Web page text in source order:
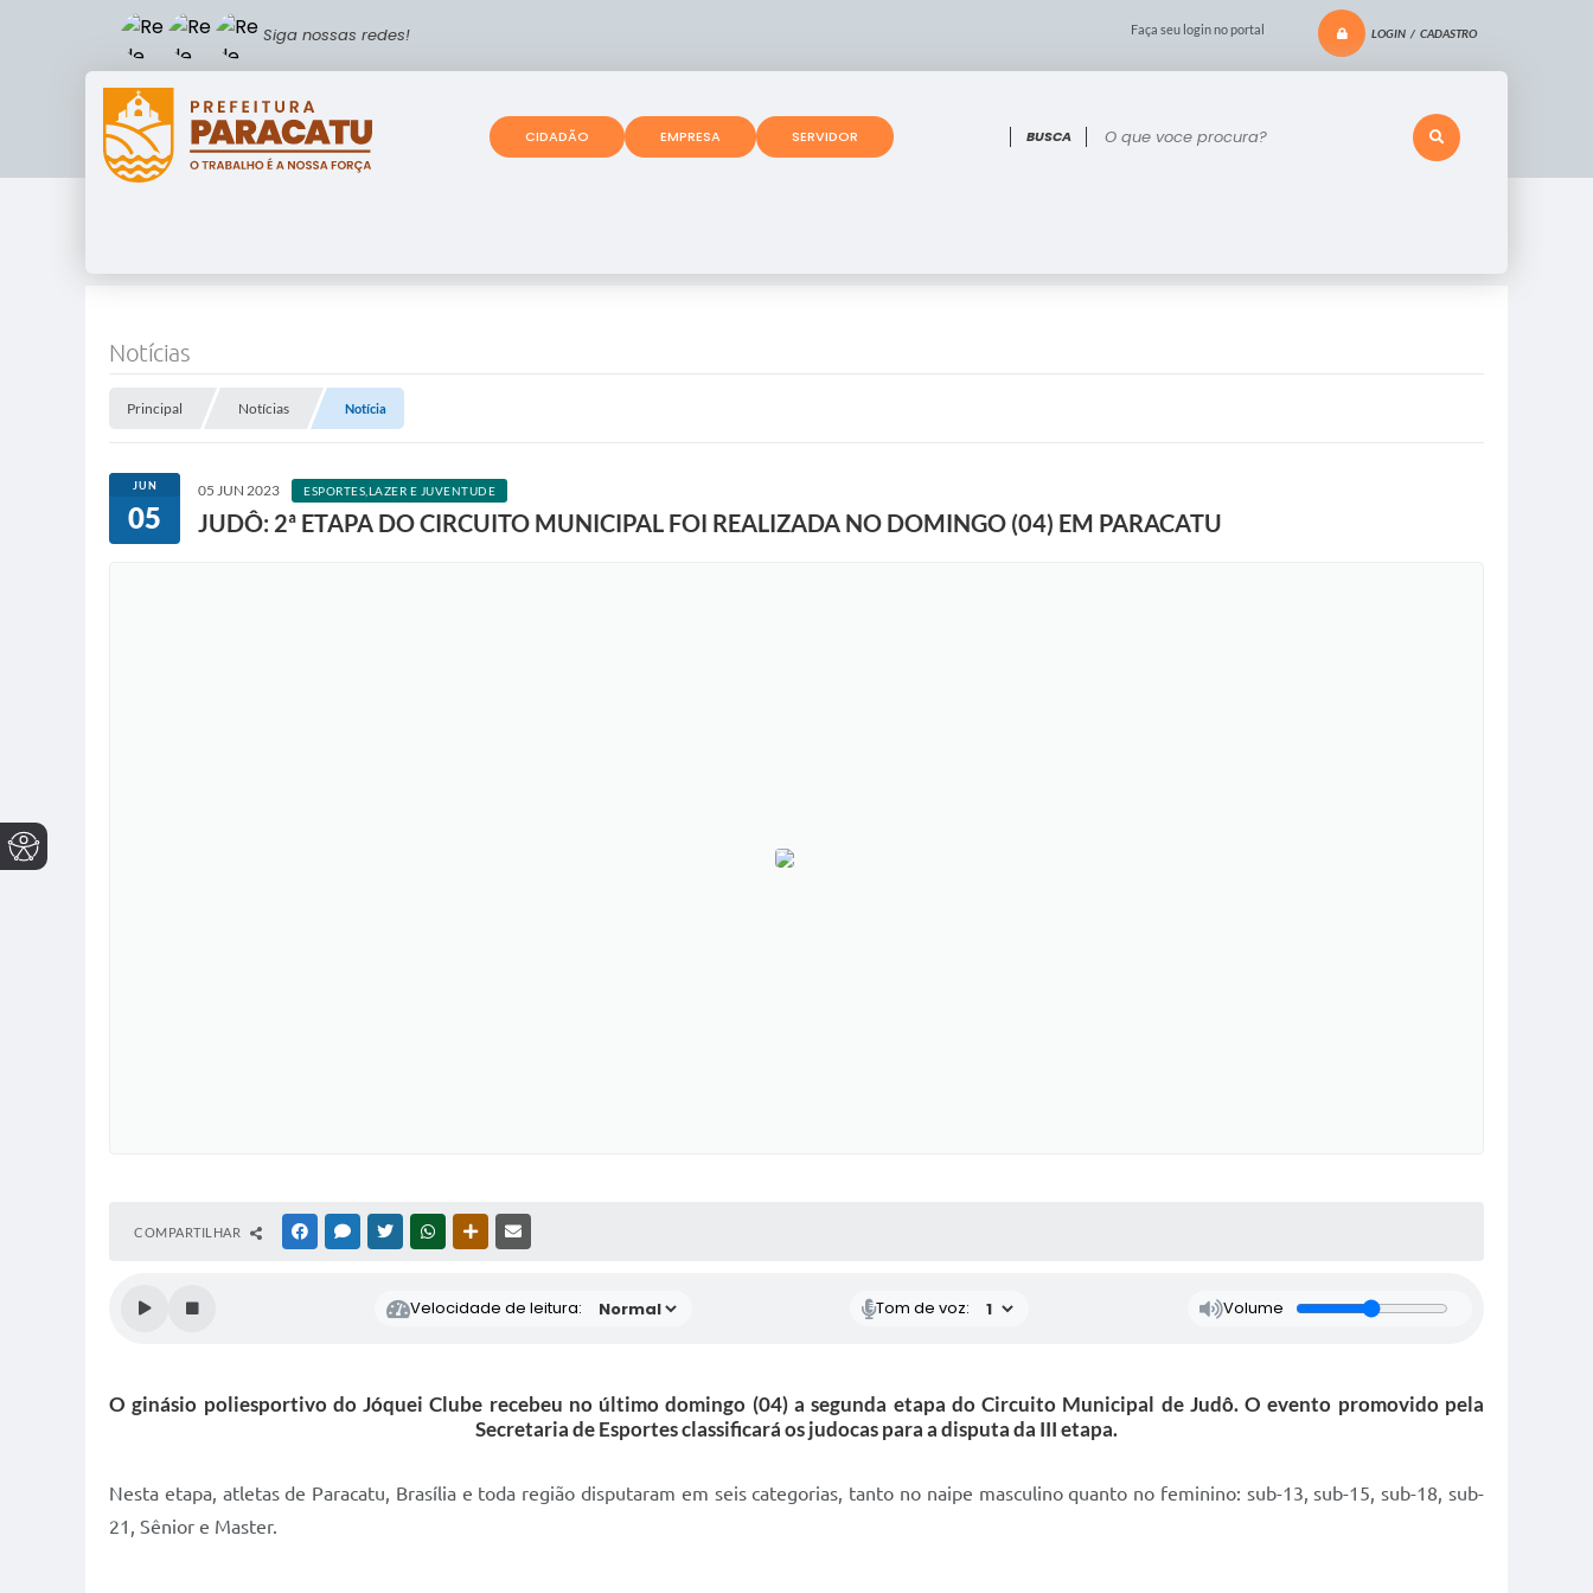
Faça seu login no portal LOGIN / CADASTRO
O que voce procura?
Siga nossas redes!
CIDADÃO EMPRESA SERVIDOR
Notícias
Principal Notícias Notícia
JUN
05
05 JUN 2023 ESPORTES,LAZER E JUVENTUDE
JUDÔ: 2ª ETAPA DO CIRCUITO MUNICIPAL FOI REALIZADA NO DOMINGO (04) EM PARACATU
COMPARTILHAR FACEBOOKMESSENGER
TWITTERWHATSAPPOUTRAS MÍDIAS
Velocidade de leitura: Tom de voz: Volume
O ginásio poliesportivo do Jóquei Clube recebeu no último domingo (04) a segunda etapa do Circuito Municipal de Judô. O evento promovido pela
Secretaria de Esportes classificará os judocas para a disputa da III etapa.
Nesta etapa, atletas de Paracatu, Brasília e toda região disputaram em seis categorias, tanto no naipe masculino quanto no feminino: sub-13, sub-15, sub-18, sub-
21, Sênior e Master.